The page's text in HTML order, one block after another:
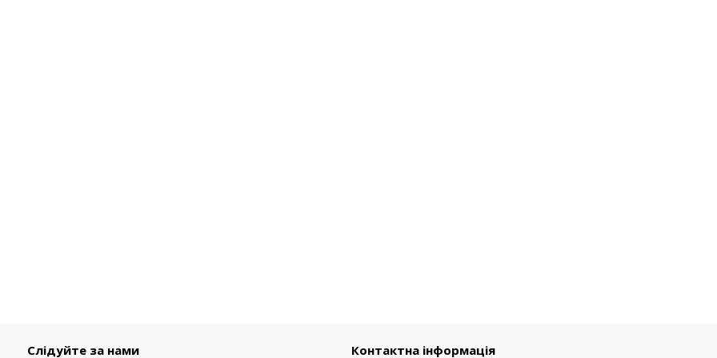
Слідуйте за нами Контактна інформація